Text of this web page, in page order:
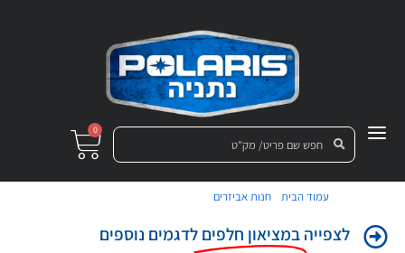
0
עמוד הבית חנות אביזרים
לצפייהבמציאון חלפים לדגמים נוספים